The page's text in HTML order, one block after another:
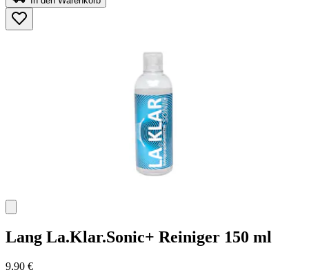
5
Sternen.
88
Lang La.Klar.Sonic+ Reiniger 150 ml
9,90 €